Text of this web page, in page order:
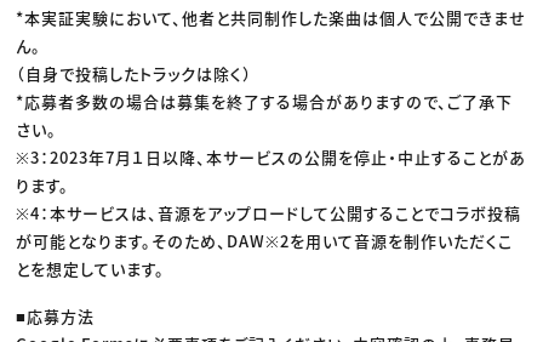
*本実証実験において、他者と共同制作した楽曲は個人で公開できませ
ん。
（自身で投稿したトラックは除く）
*応募者多数の場合は募集を終了する場合がありますので、ご了承下
さい。
※3：2023年7月１日以降、本サービスの公開を停止・中止することがあ
ります。
※4：本サービスは、音源をアップロードして公開することでコラボ投稿
が可能となります。そのため、DAW※2を用いて音源を制作いただくこ
とを想定しています。
■応募方法